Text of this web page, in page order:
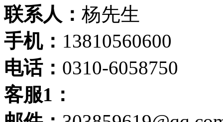
联系人： 杨先生
手机： 13810560600
电话： 0310-6058750
客服1：